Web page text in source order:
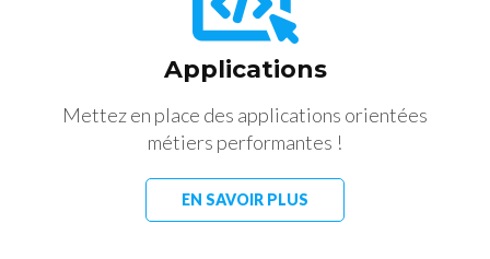
Applications
Mettez en place des applications orientées
métiers performantes !
EN SAVOIR PLUS